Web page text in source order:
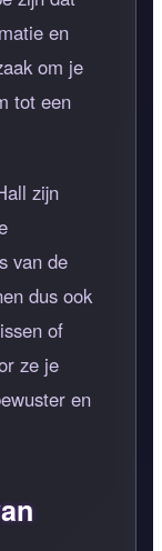
en
om je
tot een
zijn
van de
dus ook
of
ze je
en